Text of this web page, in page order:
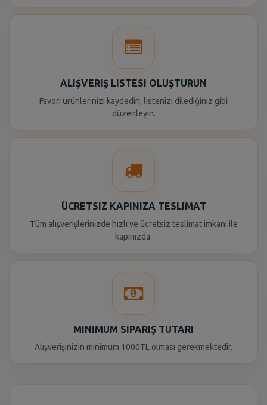
ALIŞVERIŞ LISTESI OLUŞTURUN
Favori ürünlerinizi kaydedin, listenizi dilediğiniz gibi
düzenleyin.
ÜCRETSIZ KAPINIZA TESLIMAT
Tüm alışverişlerinizde hızlı ve ücretsiz teslimat imkanı ile
kapınızda.
MINIMUM SIPARIŞ TUTARI
Alışverişinizin minimum 1000TL olması gerekmektedir.